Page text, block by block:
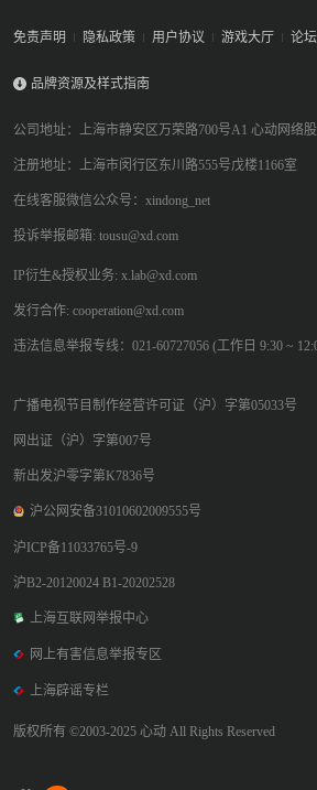
免责声明 隐私政策 用户协议 游戏大厅 论坛
品牌资源及样式指南
公司地址：上海市静安区万荣路700号A1 心动网络
注册地址：上海市闵行区东川路555号戊楼1166室
在线客服微信公众号：xindong_net
投诉举报邮箱: tousu@xd.com
IP衍生&授权业务: x.lab@xd.com
发行合作: cooperation@xd.com
违法信息举报专线：021-60727056 (工作日 9:30 ~
广播电视节目制作经营许可证（沪）字第05033号
网出证（沪）字第007号
新出发沪零字第K7836号
沪公网安备31010602009555号
沪ICP备11033765号-9
沪B2-20120024 B1-20202528
上海互联网举报中心
网上有害信息举报专区
上海辟谣专栏
版权所有 ©2003-2025 心动 All Rights Reserved